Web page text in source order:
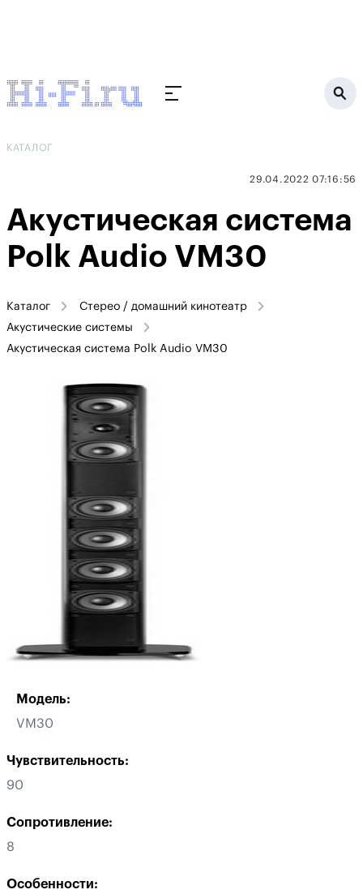
КАТАЛОГ
29.04.2022 07:16:56
Акустическая система
Polk Audio VM30
Каталог
Стерео / домашний кинотеатр
Акустические системы
Акустическая система Polk Audio VM30
Модель:
VM30
Чувствительность:
90
Сопротивление:
8
Особенности: